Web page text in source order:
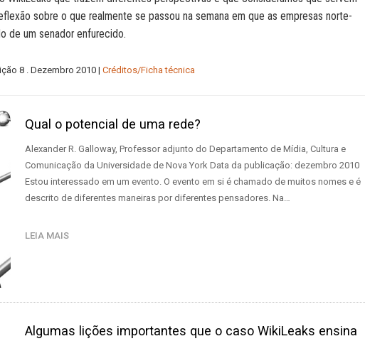
sobre o que realmente se passou na semana em que as empresas norte-
de um senador enfurecido.
8 . Dezembro 2010 | Créditos/Ficha técnica
Qual o potencial de uma rede?
Alexander R. Galloway, Professor adjunto do Departamento de Mídia, Cultura e
Comunicação da Universidade de Nova York Data da publicação: dezembro 2010
Estou interessado em um evento. O evento em si é chamado de muitos nomes e é
descrito de diferentes maneiras por diferentes pensadores. Na…
LEIA MAIS
Algumas lições importantes que o caso WikiLeaks ensina